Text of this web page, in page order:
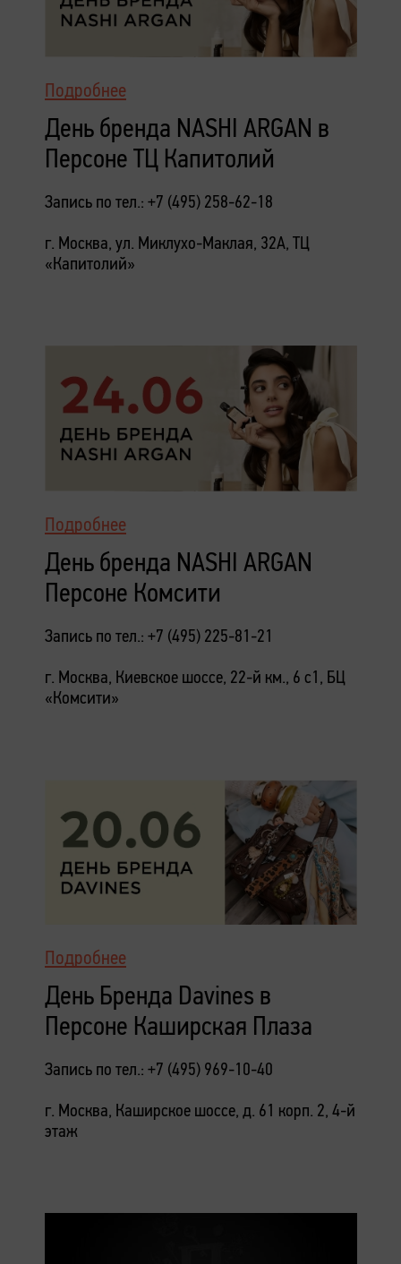
Подробнее
День бренда NASHI ARGAN в
Персоне ТЦ Капитолий
Запись по тел.: +7 (495) 258-62-18
г. Москва, ул. Миклухо-Маклая, 32А, ТЦ
«Капитолий»
Подробнее
День бренда NASHI ARGAN
Персоне Комсити
Запись по тел.: +7 (495) 225-81-21
г. Москва, Киевское шоссе, 22-й км., 6 с1, БЦ
«Комсити»
Подробнее
День Бренда Davines в
Персоне Каширская Плаза
Запись по тел.: +7 (495) 969-10-40
г. Москва, Каширское шоссе, д. 61 корп. 2, 4-й
этаж